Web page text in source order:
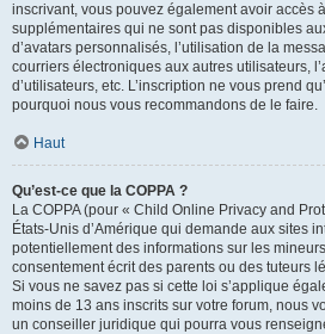
inscrivant, vous pouvez également avoir accès
supplémentaires qui ne sont pas disponibles
d’avatars personnalisés, l’utilisation de la
courriers électroniques aux autres utilisateurs,
d’utilisateurs, etc. L’inscription ne vous prend
pourquoi nous vous recommandons de le faire.
Haut
Qu’est-ce que la COPPA ?
La COPPA (pour « Child Online Privacy and
États-Unis d’Amérique qui demande aux sites
potentiellement des informations sur les
consentement écrit des parents ou des tuteurs
Si vous ne savez pas si cette loi s’applique
moins de 13 ans inscrits sur votre forum, nous
un conseiller juridique qui pourra vous